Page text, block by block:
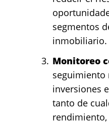
segmentos
inmobiliario.
Monitoreo
seguimiento
inversiones
tanto de